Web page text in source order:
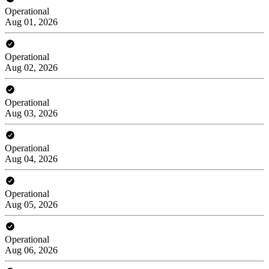
Operational
Aug 01, 2026
Operational
Aug 02, 2026
Operational
Aug 03, 2026
Operational
Aug 04, 2026
Operational
Aug 05, 2026
Operational
Aug 06, 2026